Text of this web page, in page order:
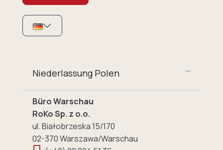
Niederlassung Polen
Büro Warschau
RoKo Sp. z o.o.
ul. Białobrzeska 15/170
02-370 Warszawa/Warschau